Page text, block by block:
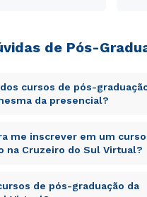
de Pós-
cursos de pós-
da presencial?
unde omnis iste natus
doloremque
eaque ipsa quae ab illo
enim ipsam voluptatem quia
me inscrever em um
na Cruzeiro do Sul Virtual?
unde omnis iste natus
doloremque
de pós-graduação da
ou